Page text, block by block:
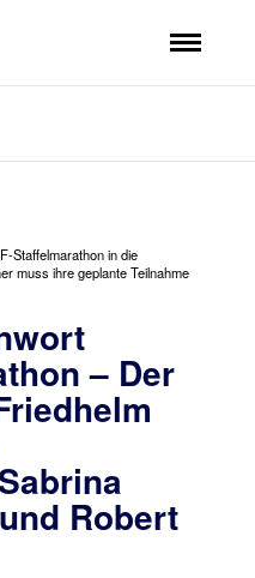
Staffelmarathon in die
muss ihre geplante Teilnahme
– Der
Robert